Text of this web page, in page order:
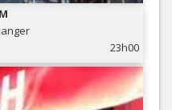
23h00